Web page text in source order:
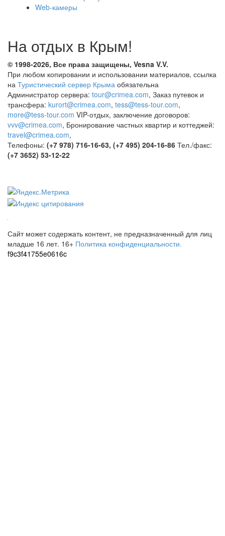
Web-камеры
На отдых в Крым!
© 1998-2026, Все права защищены, Vesna V.V.
При любом копировании и использовании материалов, ссылка
на Туристический сервер Крыма обязательна
Администратор сервера: tour@crimea.com, Заказ путевок и
трансфера: kurort@crimea.com, tess@tess-tour.com,
more@tess-tour.com VIP-отдых, заключение договоров:
vvv@crimea.com, Бронирование частных квартир и коттеджей:
travel@crimea.com,
Телефоны: (+7 978) 716-16-63, (+7 495) 204-16-86 Тел./факс:
(+7 3652) 53-12-22
Сайт может содержать контент, не предназначенный для лиц
младше 16 лет. 16+ Политика конфиденциальности.
f9c3f41755e0616c